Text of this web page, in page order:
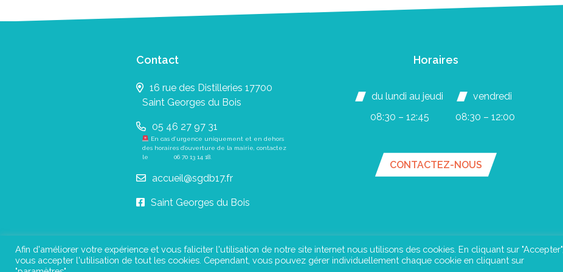
Contact
16 rue des Distilleries 17700
Saint Georges du Bois
05 46 27 97 31
En cas d’urgence uniquement et en dehors
des horaires d’ouverture de la mairie, contactez
le 06 70 13 14 18.
accueil@sgdb17.fr
Saint Georges du Bois
Horaires
du lundi au jeudi
08:30 – 12:45
vendredi
08:30 – 12:00
CONTACTEZ-NOUS
Plan du site
Afin d'améliorer votre expérience et vous faliciter l'utilisation de notre site internet nous utilisons des cookies. En cliquant sur "Accepter",
vous accepter l'utilisation de tout les cookies. Cependant, vous pouvez gérer individuellement chaque cookie en cliquant sur